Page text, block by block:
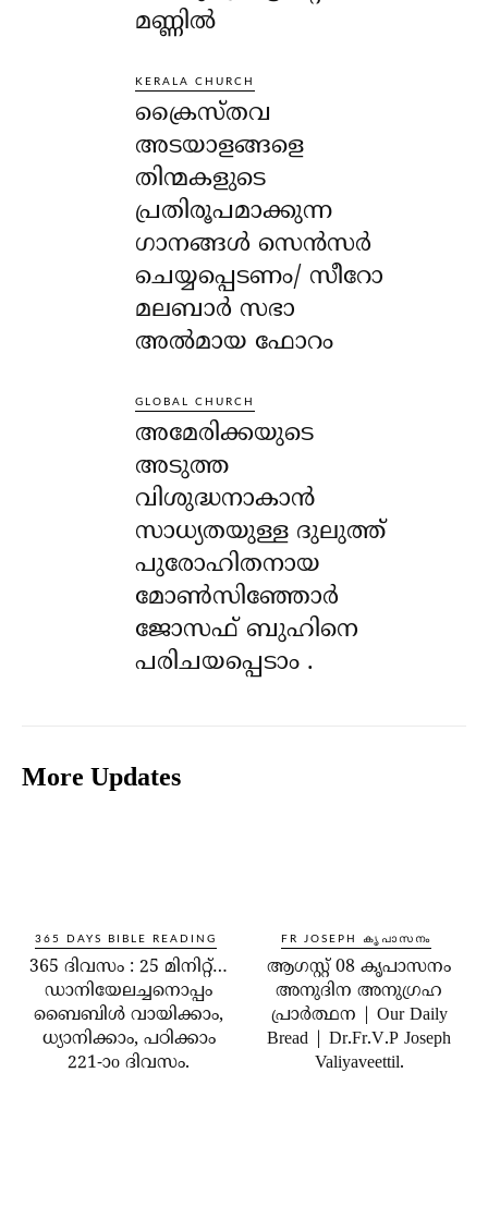
മണ്ണിൽ
KERALA CHURCH
ക്രൈസ്തവ
അടയാളങ്ങളെ
തിന്മകളുടെ
പ്രതിരൂപമാക്കുന്ന
ഗാനങ്ങൾ സെൻസർ
ചെയ്യപ്പെടണം/ സീറോ
മലബാർ സഭാ
അൽമായ ഫോറം
GLOBAL CHURCH
അമേരിക്കയുടെ
അടുത്ത
വിശുദ്ധനാകാൻ
സാധ്യതയുള്ള ദുലുത്ത്
പുരോഹിതനായ
മോൺസിഞ്ഞോർ
ജോസഫ് ബുഹിനെ
പരിചയപ്പെടാം .
More Updates
365 DAYS BIBLE READING
365 ദിവസം : 25 മിനിറ്റ്…
ഡാനിയേലച്ചനൊപ്പം
ബൈബിൾ വായിക്കാം,
ധ്യാനിക്കാം, പഠിക്കാം
221-ാo ദിവസം.
FR JOSEPH കൃപാസനം
ആഗസ്റ്റ് 08 കൃപാസനം
അനുദിന അനുഗ്രഹ
പ്രാർത്ഥന | Our Daily
Bread | Dr.Fr.V.P Joseph
Valiyaveettil.